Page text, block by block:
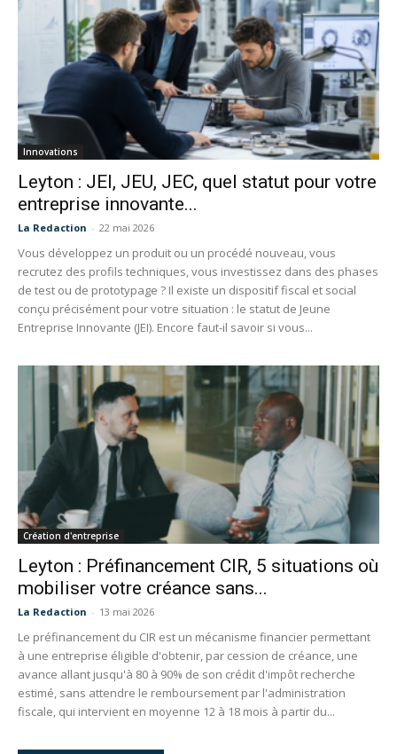
Innovations
Leyton : JEI, JEU, JEC, quel statut pour votre
entreprise innovante...
La Redaction - 22 mai 2026
Vous développez un produit ou un procédé nouveau, vous
recrutez des profils techniques, vous investissez dans des phases
de test ou de prototypage ? Il existe un dispositif fiscal et social
conçu précisément pour votre situation : le statut de Jeune
Entreprise Innovante (JEI). Encore faut-il savoir si vous...
Création d'entreprise
Leyton : Préfinancement CIR, 5 situations où
mobiliser votre créance sans...
La Redaction - 13 mai 2026
Le préfinancement du CIR est un mécanisme financier permettant
à une entreprise éligible d'obtenir, par cession de créance, une
avance allant jusqu'à 80 à 90% de son crédit d'impôt recherche
estimé, sans attendre le remboursement par l'administration
fiscale, qui intervient en moyenne 12 à 18 mois à partir du...